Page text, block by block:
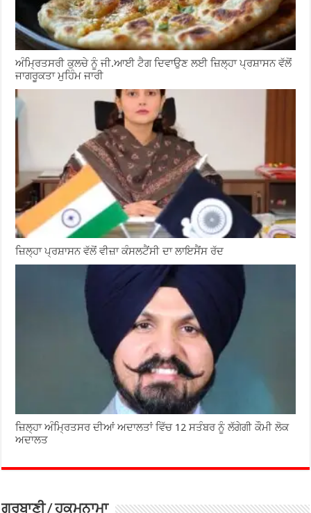
ਅੰਮ੍ਰਿਤਸਰੀ ਕੁਲਚੇ ਨੂੰ ਜੀ.ਆਈ ਟੈਗ ਦਿਵਾਉਣ ਲਈ ਜ਼ਿਲ੍ਹਾ ਪ੍ਰਸ਼ਾਸਨ ਵੱਲੋਂ
ਜਾਗਰੂਕਤਾ ਮੁਹਿੰਮ ਜਾਰੀ
ਜ਼ਿਲ੍ਹਾ ਪ੍ਰਸ਼ਾਸਨ ਵੱਲੋਂ ਵੀਜ਼ਾ ਕੰਸਲਟੈਂਸੀ ਦਾ ਲਾਇਸੈਂਸ ਰੱਦ
ਜ਼ਿਲ੍ਹਾ ਅੰਮ੍ਰਿਤਸਰ ਦੀਆਂ ਅਦਾਲਤਾਂ ਵਿੱਚ 12 ਸਤੰਬਰ ਨੂੰ ਲੱਗੇਗੀ ਕੌਮੀ ਲੋਕ
ਅਦਾਲਤ
ਗੁਰਬਾਣੀ / ਹੁਕਮਨਾਮਾ